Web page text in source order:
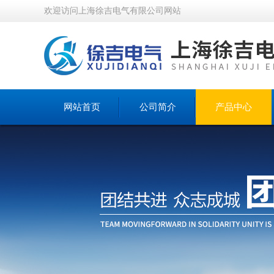
欢迎访问上海徐吉电气有限公司网站
网站首页 公司简介 产品中心